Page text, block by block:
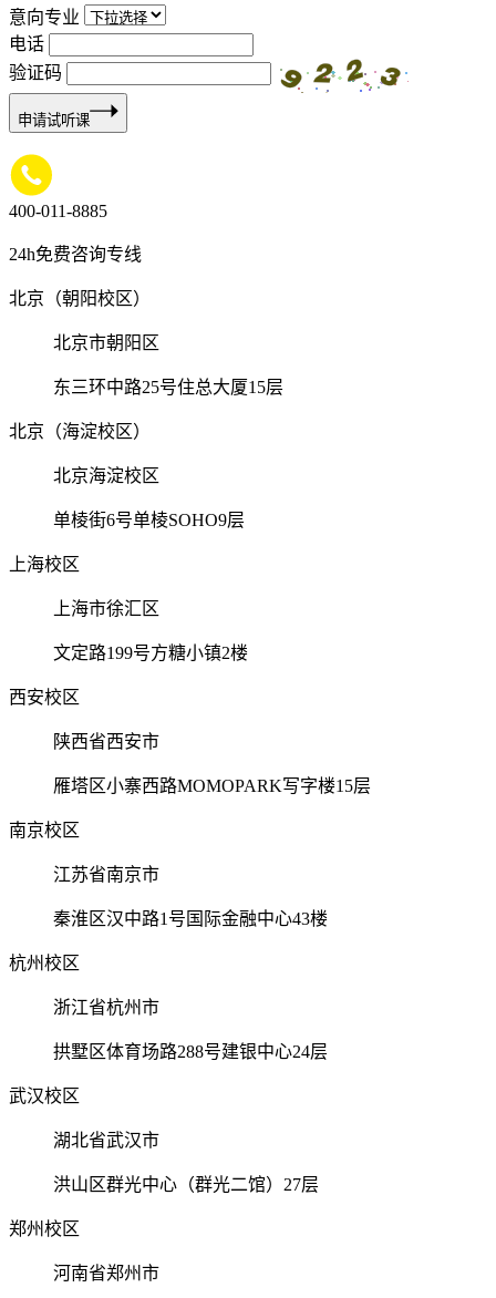
意向专业
电话
验证码
申请试听课
400-011-8885
24h免费咨询专线
北京（朝阳校区）
北京市朝阳区
东三环中路25号住总大厦15层
北京（海淀校区）
北京海淀校区
单棱街6号单棱SOHO9层
上海校区
上海市徐汇区
文定路199号方糖小镇2楼
西安校区
陕西省西安市
雁塔区小寨西路MOMOPARK写字楼15层
南京校区
江苏省南京市
秦淮区汉中路1号国际金融中心43楼
杭州校区
浙江省杭州市
拱墅区体育场路288号建银中心24层
武汉校区
湖北省武汉市
洪山区群光中心（群光二馆）27层
郑州校区
河南省郑州市